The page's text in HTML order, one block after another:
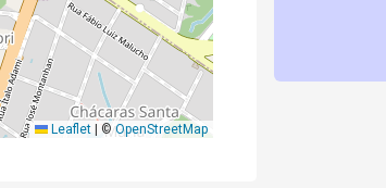
Leaflet ©OpenStreetMap